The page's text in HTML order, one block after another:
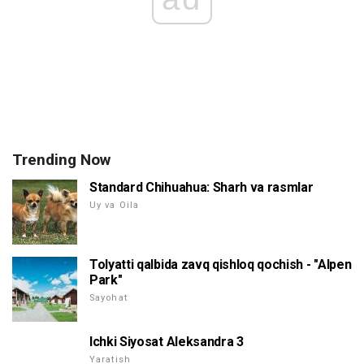
Trending Now
Standard Chihuahua: Sharh va rasmlar
Uy va Oila
Tolyatti qalbida zavq qishloq qochish - "Alpen
Park"
Sayohat
Ichki Siyosat Aleksandra 3
Yaratish